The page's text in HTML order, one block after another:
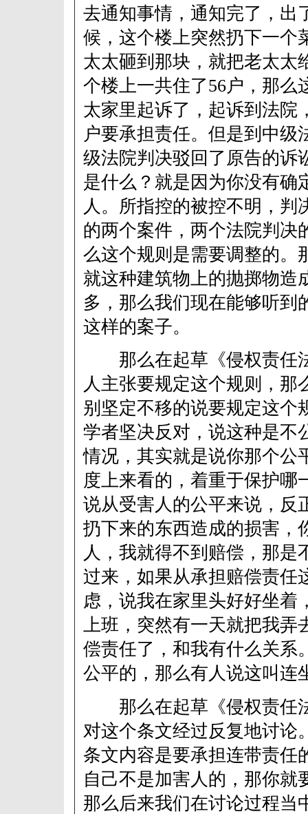
去通知事情，通知完了，出
候，这个楼上突然扔下一个
太太砸到那块，就把老太太
个楼上一共住了56户，那么
太家里起诉了，起诉到法院
户要承担责任。但是到中级
级法院判决驳回了原告的诉
是什么？就是因为你没有确
人。所指控的被控不明，判
的两个案件，两个法院判决
么这个规则是需要调整的。
就这种建筑物上的抛掷物造
多，那么我们现在能够听到
这样的案子。
那么在起草《侵权责任
人主张要规定这个规则，那
别坚定不移的说要规定这个
学者坚决反对，说这种是不
情况，其实就是说你那个公
度上来看的，着重于保护哪
说从受害人的公平来说，反
扔下来的东西造成的损害，
人，我就得不到赔偿，那是
过来，如果从承担赔偿责任
虑，说我在家里头好好坐着
上班，突然有一天就把我弄
偿责任了，和我有什么关系
公平的，那么有人说这叫连
那么在起草《侵权责任
对这个条文经过反复地讨论
条文内容是要承担连带责任
自己不是加害人的，那你就
那么后来我们在讨论过程当